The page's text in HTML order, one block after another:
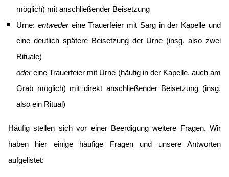
möglich) mit anschließender Beisetzung
Urne: entwedereine Trauerfeier mit Sarg in der Kapelle und
eine deutlich spätere Beisetzung der Urne (insg. also zwei
Rituale)
odereine Trauerfeier mit Urne (häufig in der Kapelle, auch am
Grab möglich) mit direkt anschließender Beisetzung (insg.
also ein Ritual)
Häufig stellen sich vor einer Beerdigung weitere Fragen. Wir
haben hier einige häufige Fragen und unsere Antworten
aufgelistet: